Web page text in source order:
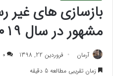
بازسازی های غیر
مشهور در سال ۲۰۱۹
آرمان فروردین 22, 1398 ۰
زمان تقریبی مطالعه 5 دقیقه